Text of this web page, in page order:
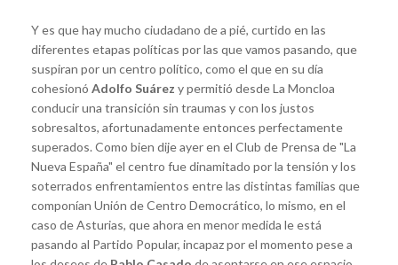
Y es que hay mucho ciudadano de a pié, curtido en las
diferentes etapas políticas por las que vamos pasando, que
suspiran por un centro político, como el que en su día
cohesionó Adolfo Suárez y permitió desde La Moncloa
conducir una transición sin traumas y con los justos
sobresaltos, afortunadamente entonces perfectamente
superados. Como bien dije ayer en el Club de Prensa de "La
Nueva España" el centro fue dinamitado por la tensión y los
soterrados enfrentamientos entre las distintas familias que
componían Unión de Centro Democrático, lo mismo, en el
caso de Asturias, que ahora en menor medida le está
pasando al Partido Popular, incapaz por el momento pese a